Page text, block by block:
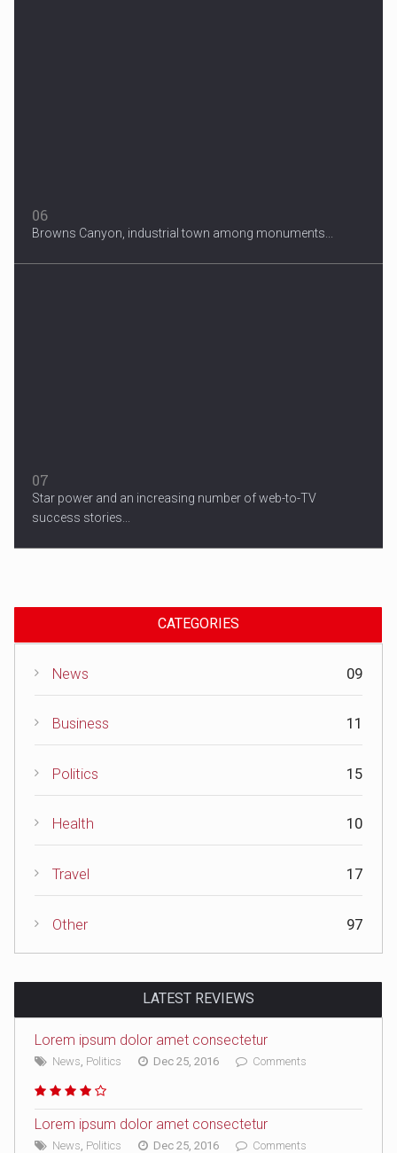
06
Browns Canyon, industrial town among monuments...
07
Star power and an increasing number of web-to-TV
success stories...
CATEGORIES
News 09
Business 11
Politics 15
Health 10
Travel 17
Other 97
LATEST REVIEWS
Lorem ipsum dolor amet consectetur
News Politics Dec 25, 2016 Comments
Lorem ipsum dolor amet consectetur
News Politics Dec 25, 2016 Comments